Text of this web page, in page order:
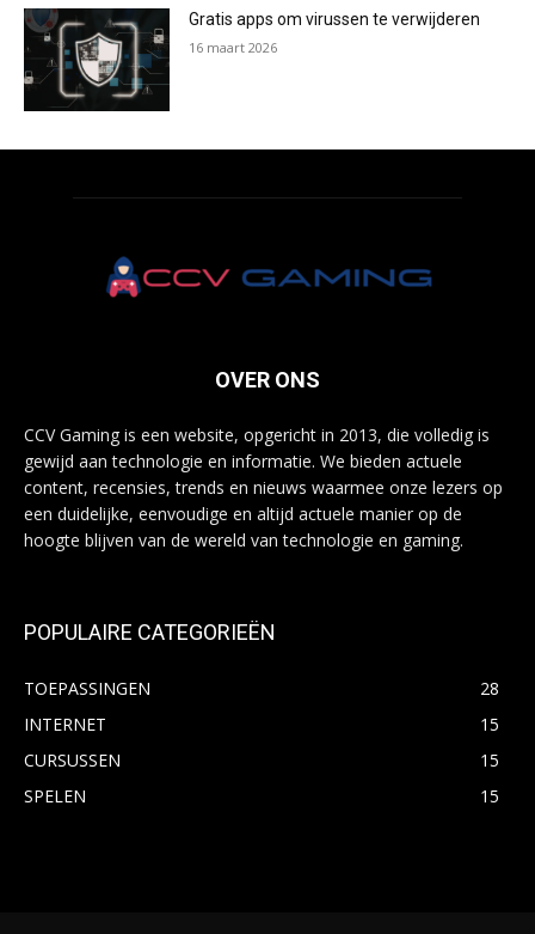
Gratis apps om virussen te verwijderen
16 maart 2026
OVER ONS
CCV Gaming is een website, opgericht in 2013, die volledig is
gewijd aan technologie en informatie. We bieden actuele
content, recensies, trends en nieuws waarmee onze lezers op
een duidelijke, eenvoudige en altijd actuele manier op de
hoogte blijven van de wereld van technologie en gaming.
POPULAIRE CATEGORIEËN
TOEPASSINGEN
28
INTERNET
15
CURSUSSEN
15
SPELEN
15